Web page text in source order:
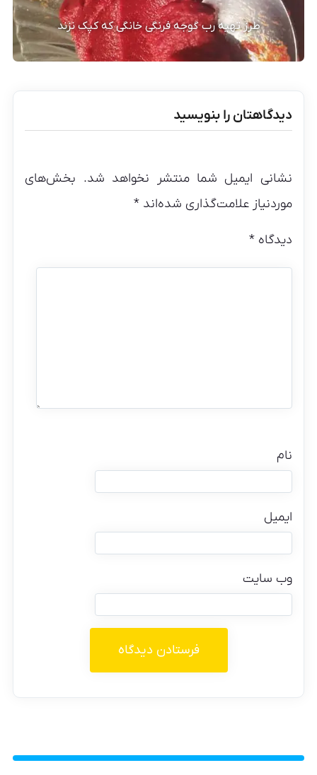
طرز تهیه رب گوجه فرنگی خانگی که کپک نزند
دیدگاهتان را بنویسید
نشانی ایمیل شما منتشر نخواهد شد. بخش‌های
موردنیاز علامت‌گذاری شده‌اند*
دیدگاه*
نام
ایمیل
وب‌ سایت